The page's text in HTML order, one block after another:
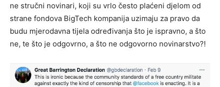
ne stručni novinari, koji su vrlo često plaćeni djelom od
strane fondova BigTech kompanija uzimaju za pravo da
budu mjerodavna tijela određivanja što je ispravno, a što
ne, te što je odgovrno, a što ne odgovorno novinarstvo?!